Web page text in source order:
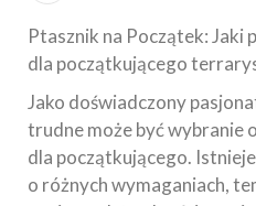
Ptasznik na Początek: Jaki
dla początkującego
Jako doświadczony
trudne może być wybranie
dla początkującego.
o różnych wymaganiach,